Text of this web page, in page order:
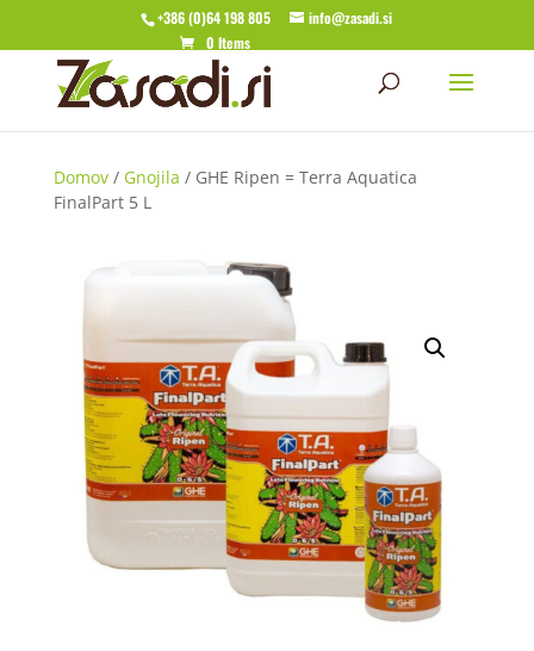
+386 (0)64 198 805
info@zasadi.si
0 Items
Domov/ Gnojila / GHE Ripen = Terra Aquatica
FinalPart 5 L